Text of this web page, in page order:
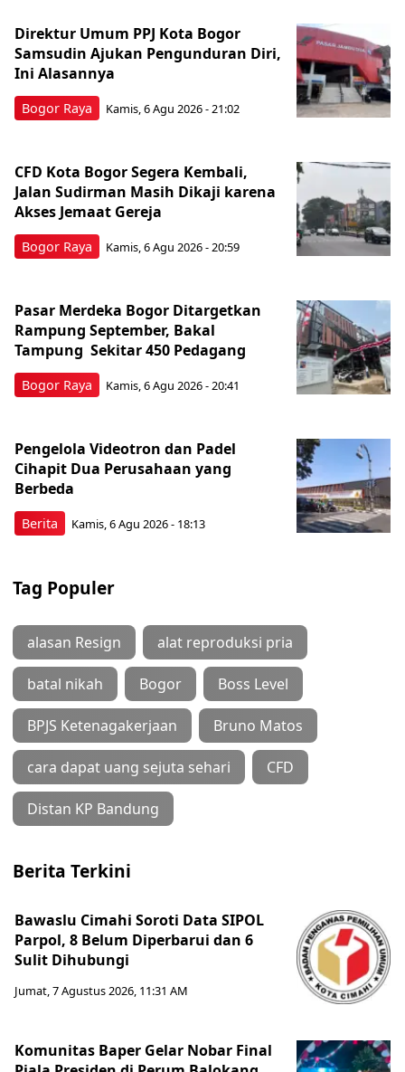
Bogor Raya
Direktur Umum PPJ Kota Bogor
Samsudin Ajukan Pengunduran Diri,
Ini Alasannya
Kamis, 6 Agu 2026 - 21:02
Bogor Raya
CFD Kota Bogor Segera Kembali,
Jalan Sudirman Masih Dikaji karena
Akses Jemaat Gereja
Kamis, 6 Agu 2026 - 20:59
Bogor Raya
Pasar Merdeka Bogor Ditargetkan
Rampung September, Bakal
Tampung Sekitar 450 Pedagang
Kamis, 6 Agu 2026 - 20:41
Berita
Pengelola Videotron dan Padel
Cihapit Dua Perusahaan yang
Berbeda
Kamis, 6 Agu 2026 - 18:13
Tag Populer
alasan Resign alat reproduksi pria
batal nikah Bogor Boss Level
BPJS Ketenagakerjaan Bruno Matos
cara dapat uang sejuta sehari CFD
Distan KP Bandung
Berita Terkini
Bawaslu Cimahi Soroti Data SIPOL
Parpol, 8 Belum Diperbarui dan 6
Sulit Dihubungi
Jumat, 7 Agustus 2026, 11:31 AM
Komunitas Baper Gelar Nobar Final